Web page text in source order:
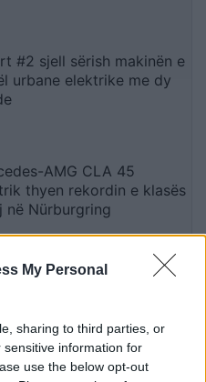
My Personal
sharing to third parties, or
information for
use the below opt-out
#2 sjell sërish makinën e
urbane elektrike me dy
AMG CLA 45
thyen rekordin e klasës
në Nürburgring
më i fuqishëm diellor
hapësinor dhe Tokë